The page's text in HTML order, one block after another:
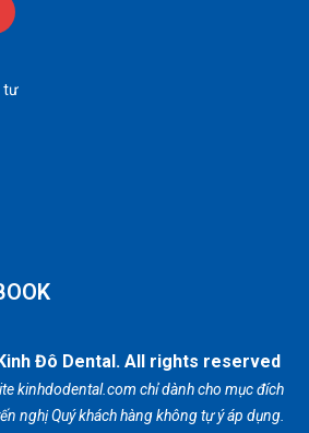
tư
Đô Dental. All rights reserved
kinhdodental.com chỉ dành cho mục đích
nghị Quý khách hàng không tự ý áp dụng.